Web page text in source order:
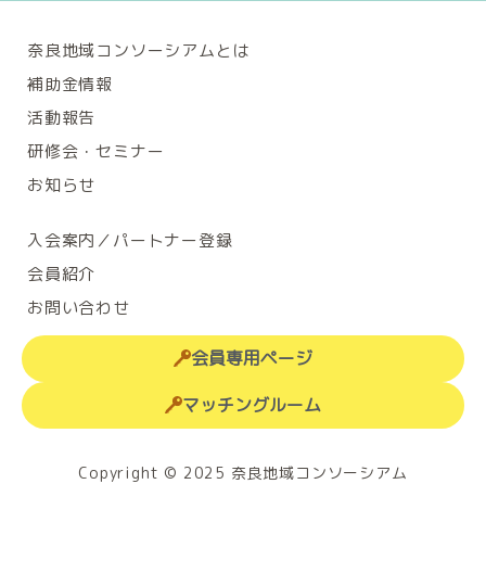
奈良地域コンソーシアムとは
補助金情報
活動報告
研修会・セミナー
お知らせ
入会案内／パートナー登録
会員紹介
お問い合わせ
会員専用ページ
マッチングルーム
Copyright © 2025 奈良地域コンソーシアム